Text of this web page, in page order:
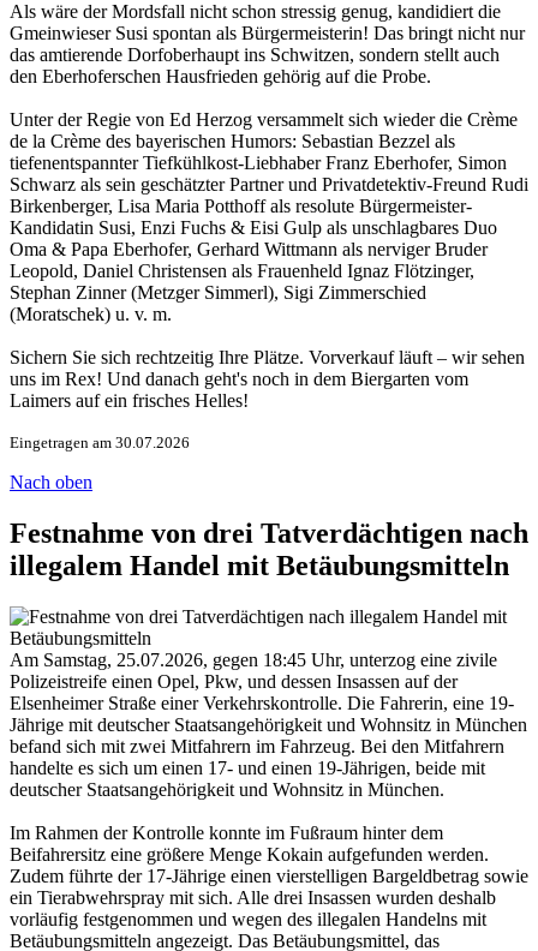
Als wäre der Mordsfall nicht schon stressig genug, kandidiert die
Gmeinwieser Susi spontan als Bürgermeisterin! Das bringt nicht nur
das amtierende Dorfoberhaupt ins Schwitzen, sondern stellt auch
den Eberhoferschen Hausfrieden gehörig auf die Probe.
Unter der Regie von Ed Herzog versammelt sich wieder die Crème
de la Crème des bayerischen Humors: Sebastian Bezzel als
tiefenentspannter Tiefkühlkost-Liebhaber Franz Eberhofer, Simon
Schwarz als sein geschätzter Partner und Privatdetektiv-Freund Rudi
Birkenberger, Lisa Maria Potthoff als resolute Bürgermeister-
Kandidatin Susi, Enzi Fuchs & Eisi Gulp als unschlagbares Duo
Oma & Papa Eberhofer, Gerhard Wittmann als nerviger Bruder
Leopold, Daniel Christensen als Frauenheld Ignaz Flötzinger,
Stephan Zinner (Metzger Simmerl), Sigi Zimmerschied
(Moratschek) u. v. m.
Sichern Sie sich rechtzeitig Ihre Plätze. Vorverkauf läuft – wir sehen
uns im Rex! Und danach geht's noch in dem Biergarten vom
Laimers auf ein frisches Helles!
Eingetragen am 30.07.2026
Nach oben
Festnahme von drei Tatverdächtigen nach
illegalem Handel mit Betäubungsmitteln
Am Samstag, 25.07.2026, gegen 18:45 Uhr, unterzog eine zivile
Polizeistreife einen Opel, Pkw, und dessen Insassen auf der
Elsenheimer Straße einer Verkehrskontrolle. Die Fahrerin, eine 19-
Jährige mit deutscher Staatsangehörigkeit und Wohnsitz in München
befand sich mit zwei Mitfahrern im Fahrzeug. Bei den Mitfahrern
handelte es sich um einen 17- und einen 19-Jährigen, beide mit
deutscher Staatsangehörigkeit und Wohnsitz in München.
Im Rahmen der Kontrolle konnte im Fußraum hinter dem
Beifahrersitz eine größere Menge Kokain aufgefunden werden.
Zudem führte der 17-Jährige einen vierstelligen Bargeldbetrag sowie
ein Tierabwehrspray mit sich. Alle drei Insassen wurden deshalb
vorläufig festgenommen und wegen des illegalen Handelns mit
Betäubungsmitteln angezeigt. Das Betäubungsmittel, das